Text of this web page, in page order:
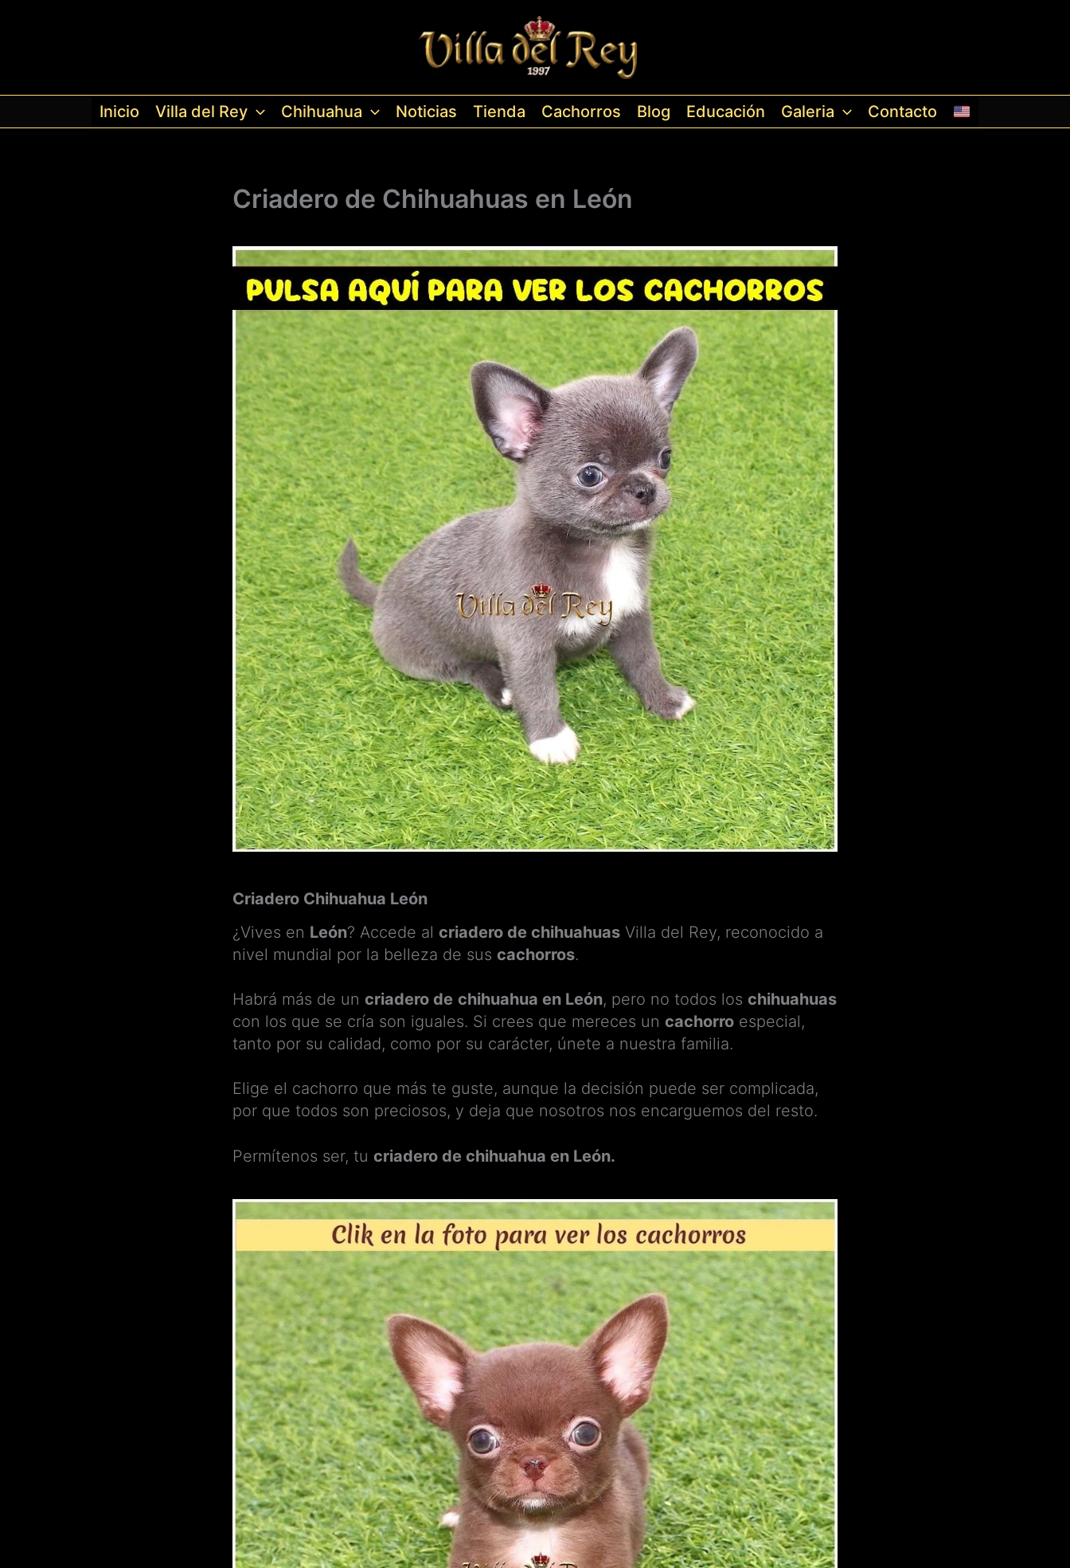
Inicio Villa del Rey Chihuahua Noticias Tienda Cachorros Blog Educación Galeria Contacto
Criadero de Chihuahuas en León
Criadero Chihuahua León
¿Vives en León? Accede al criadero de chihuahuas Villa del Rey, reconocido a
nivel mundial por la belleza de sus cachorros.
Habrá más de un criadero de chihuahua en León, pero no todos los chihuahuas
con los que se cría son iguales. Si crees que mereces un cachorro especial,
tanto por su calidad, como por su carácter, únete a nuestra familia.
Elige el cachorro que más te guste, aunque la decisión puede ser complicada,
por que todos son preciosos, y deja que nosotros nos encarguemos del resto.
Permítenos ser, tu criadero de chihuahua en León.